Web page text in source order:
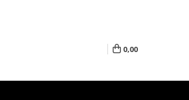
0,00